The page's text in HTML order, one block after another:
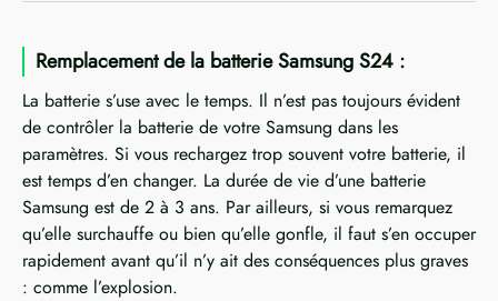
Remplacement de la batterie Samsung S24 :
La batterie s’use avec le temps. Il n’est pas toujours évident
de contrôler la batterie de votre Samsung dans les
paramètres. Si vous rechargez trop souvent votre batterie, il
est temps d’en changer. La durée de vie d’une batterie
Samsung est de 2 à 3 ans. Par ailleurs, si vous remarquez
qu’elle surchauffe ou bien qu’elle gonfle, il faut s’en occuper
rapidement avant qu’il n’y ait des conséquences plus graves
: comme l’explosion.